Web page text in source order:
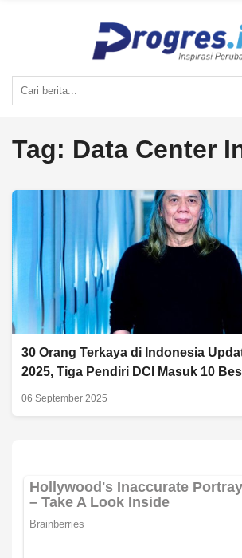
Tag: Data Center
30 Orang Terkaya di Indonesia
2025, Tiga Pendiri DCI Masuk 10
06 September 2025